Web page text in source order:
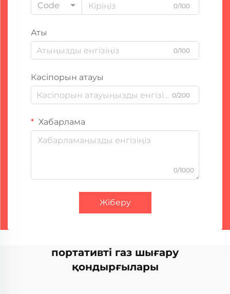
Code
0/100
Аты
0/100
Кәсіпорын атауы
0/200
Хабарлама
0/1000
Жіберу
портативті газ шығару
қондырғылары